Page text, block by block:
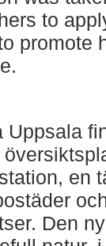
to
promote
Uppsala
en
Den